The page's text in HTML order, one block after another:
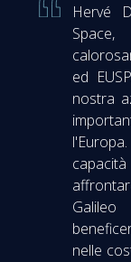
Hervé
ed
nostra
nelle